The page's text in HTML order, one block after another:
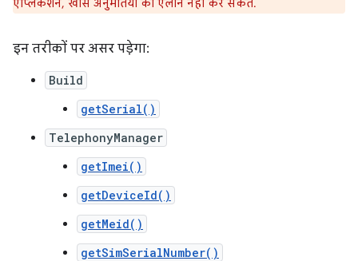
ऐप्लिकेशन, खास अनुमतियों का एलान नहीं कर सकते.
इन तरीकों पर असर पड़ेगा:
Build
getSerial()
TelephonyManager
getImei()
getDeviceId()
getMeid()
getSimSerialNumber()